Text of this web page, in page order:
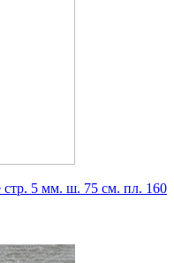
стр. 5 мм. ш. 75 см. пл. 160